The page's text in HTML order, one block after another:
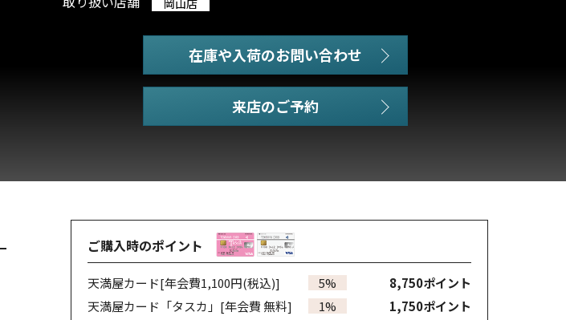
岡山店
在庫や入荷のお問い合わせ
ご購入時のポイント
天満屋カード[年会費1,100円(税込)] 5% 8,750ポイント
天満屋カード「タスカ」 [年会費 無料] 1% 1,750ポイント